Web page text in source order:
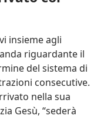
insieme agli
riguardante il
del sistema di
consecutive.
nella sua
Gesù, “sederà